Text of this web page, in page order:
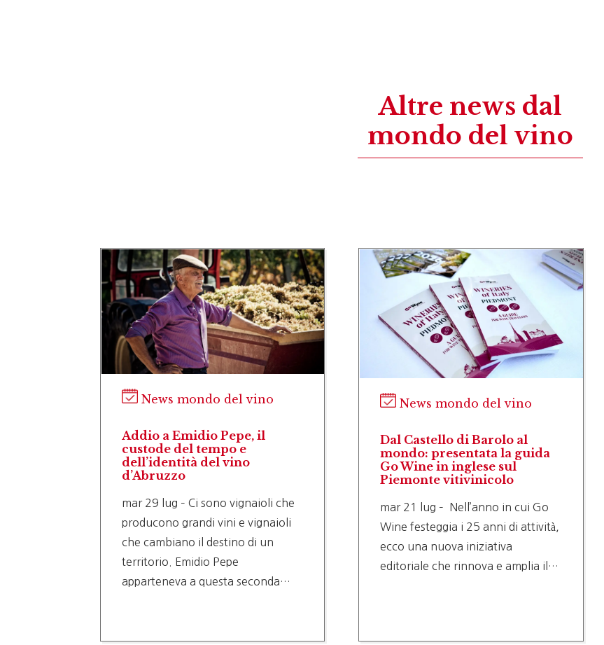
Altre news dal
mondo del vino
News mondo del vino
Addio a Emidio Pepe, il
custode del tempo e
dell’identità del vino
d’Abruzzo
mar 29 lug – Ci sono vignaioli che
producono grandi vini e vignaioli
che cambiano il destino di un
territorio. Emidio Pepe
apparteneva a questa seconda…
News mondo del vino
Dal Castello di Barolo al
mondo: presentata la guida
Go Wine in inglese sul
Piemonte vitivinicolo
mar 21 lug – Nell’anno in cui Go
Wine festeggia i 25 anni di attività,
ecco una nuova iniziativa
editoriale che rinnova e amplia il…